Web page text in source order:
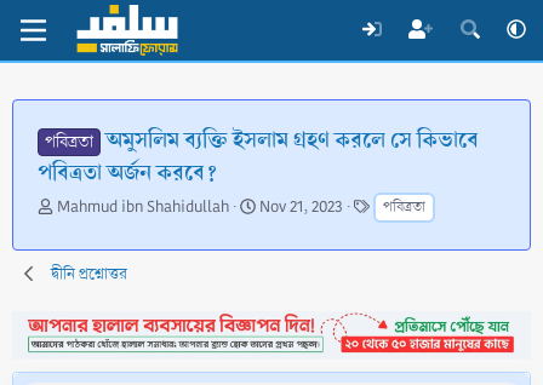
পবিত্রতা অমুসলিম ব্যক্তি ইসলাম গ্রহণ করলে সে কিভাবে
পবিত্রতা অর্জন করবে?
T
r
e
d
s
Mahmud ibn Shahidullah
S
a
d
a
Nov 21, 2023
T
a
g
পবিত্রতা
দ্বীনি প্রশ্নোত্তর